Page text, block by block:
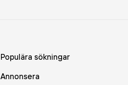
Populära sökningar
Annonsera